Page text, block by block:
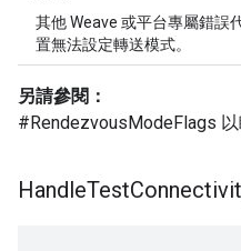
其他 Weave 或平台專屬錯誤
置無法設定轉送模式。
另請參閱：
#RendezvousModeFlags 以
HandleTest